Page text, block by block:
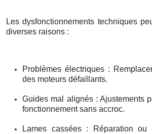
Les dysfonctionnements techniques
diverses raisons :
Problèmes électriques :
des moteurs défaillants.
Guides mal alignés : Ajustements
fonctionnement sans accroc.
Lames cassées : Réparation ou